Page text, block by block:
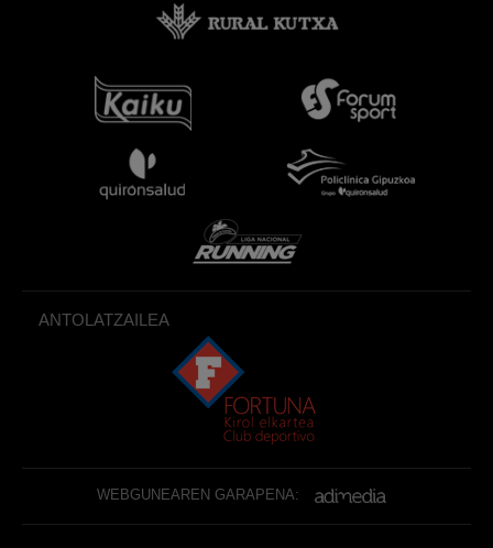
ANTOLATZAILEA
WEBGUNEAREN GARAPENA: